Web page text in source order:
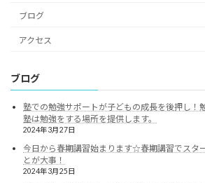
ブログ
アクセス
ブログ
塾での勉強サポートが子どもの成長を後押し！
塾は勉強をする場所を提供します。
2024年3月27日
今日から春期講習始まります☆春期講習でスタ
とが大事！
2024年3月25日